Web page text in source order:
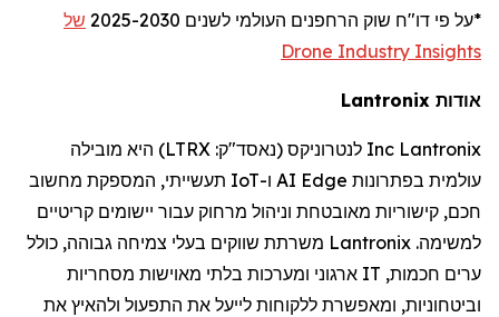
*על פי דו"ח שוק הרחפנים העולמי לשנים 2025-2030
של
Drone Industry Insights
אודות Lantronix
Lantronix
Inc לנטרוניקס (נאסד"ק: LTRX) היא מובילה
עולמית בפתרונות Edge
AI ו-IoT תעשייתי, המספקת מחשוב
חכם, קישוריות מאובטחת וניהול מרחוק עבור יישומים קריטיים
למשימה. Lantronix משרתת שווקים בעלי צמיחה גבוהה, כולל
ערים חכמות, IT ארגוני ומערכות בלתי מאוישות מסחריות
וביטחוניות, ומאפשרת ללקוחות לייעל את התפעול ולהאיץ את